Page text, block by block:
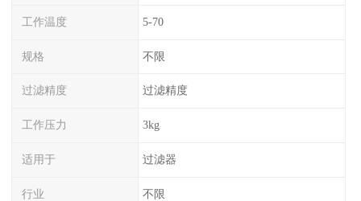
工作温度 5-70
规格 不限
过滤精度 过滤精度
工作压力 3kg
适用于 过滤器
行业 不限